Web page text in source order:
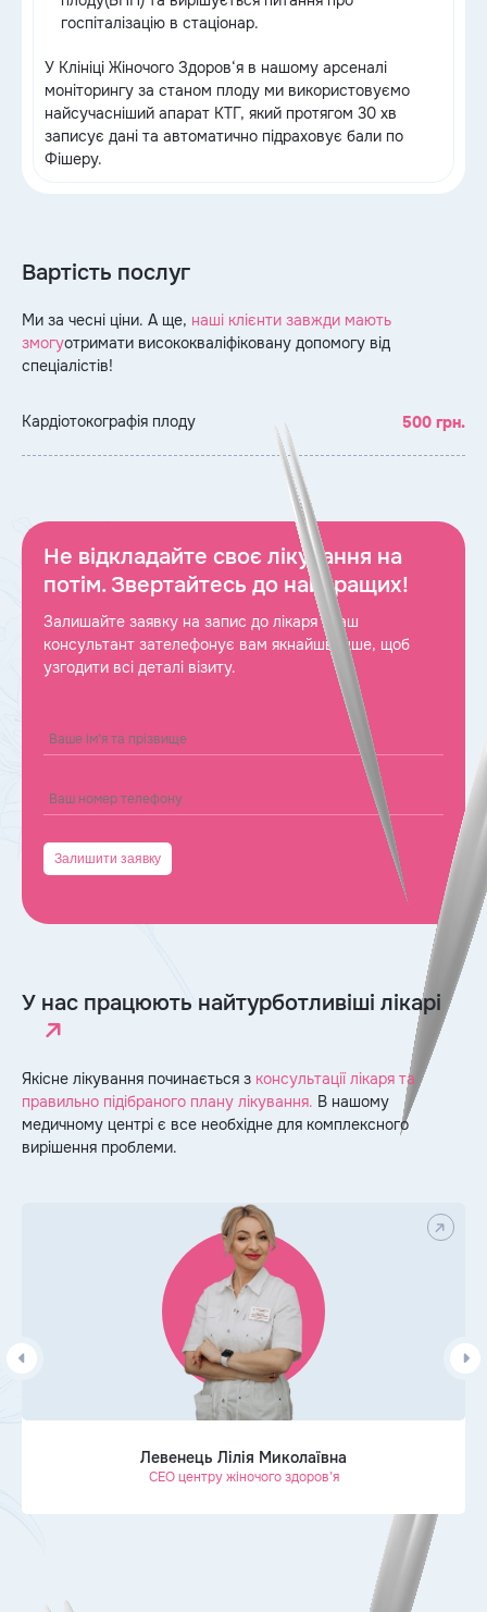
госпіталізацію в стаціонар.
У Клініці Жіночого Здоров‘я в нашому арсеналі
моніторингу за станом плоду ми використовуємо
найсучасніший апарат КТГ, який протягом 30 хв
записує дані та автоматично підраховує бали по
Фішеру.
Вартість послуг
Ми за чесні ціни. А ще, наші клієнти завжди мають
змогуотримати висококваліфіковану допомогу від
спеціалістів!
Кардіотокографія плоду 500 грн.
Не відкладайте своє лікування на
потім. Звертайтесь до найкращих!
Залишайте заявку на запис до лікаря і наш
консультант зателефонує вам якнайшвидше, щоб
узгодити всі деталі візиту.
У нас працюють найтурботливіші лікарі
Якісне лікування починається з консультації лікаря та
правильно підібраного плану лікування. В нашому
медичному центрі є все необхідне для комплексного
вирішення проблеми.
Левенець Лілія Миколаївна
CEO центру жіночого здоров’я